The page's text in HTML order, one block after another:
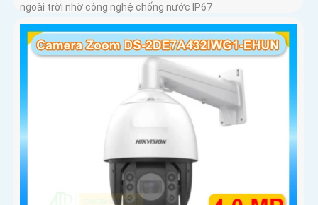
ngoài trời nhờ công nghệ chống nước IP67